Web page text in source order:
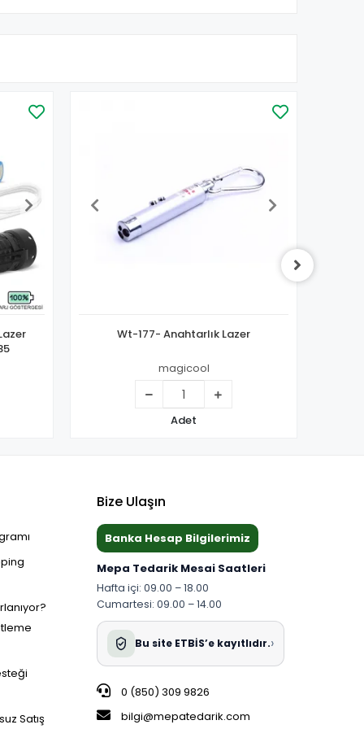
735
Wt-177- Anahtarlık Lazer
magicool
Adet
Satış
Bize Ulaşın
Banka Hesap Bilgilerimiz
Mepa Tedarik Mesai Saatleri
Hafta içi: 09.00 – 18.00
Cumartesi: 09.00 – 14.00
Bu site ETBİS’e kayıtlıdır.›
0 (850) 309 9826
bilgi@mepatedarik.com